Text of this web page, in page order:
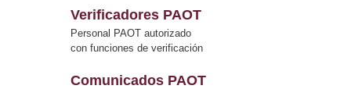
Verificadores PAOT
Personal PAOT autorizado
con funciones de verificación
Comunicados PAOT